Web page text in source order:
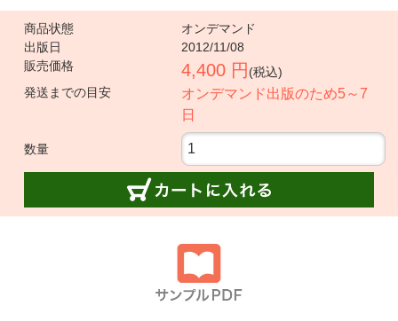
商品状態
オンデマンド
出版日
2012/11/08
販売価格
4,400 円 (税込)
発送までの目安
オンデマンド出版のため5～7
日
数量